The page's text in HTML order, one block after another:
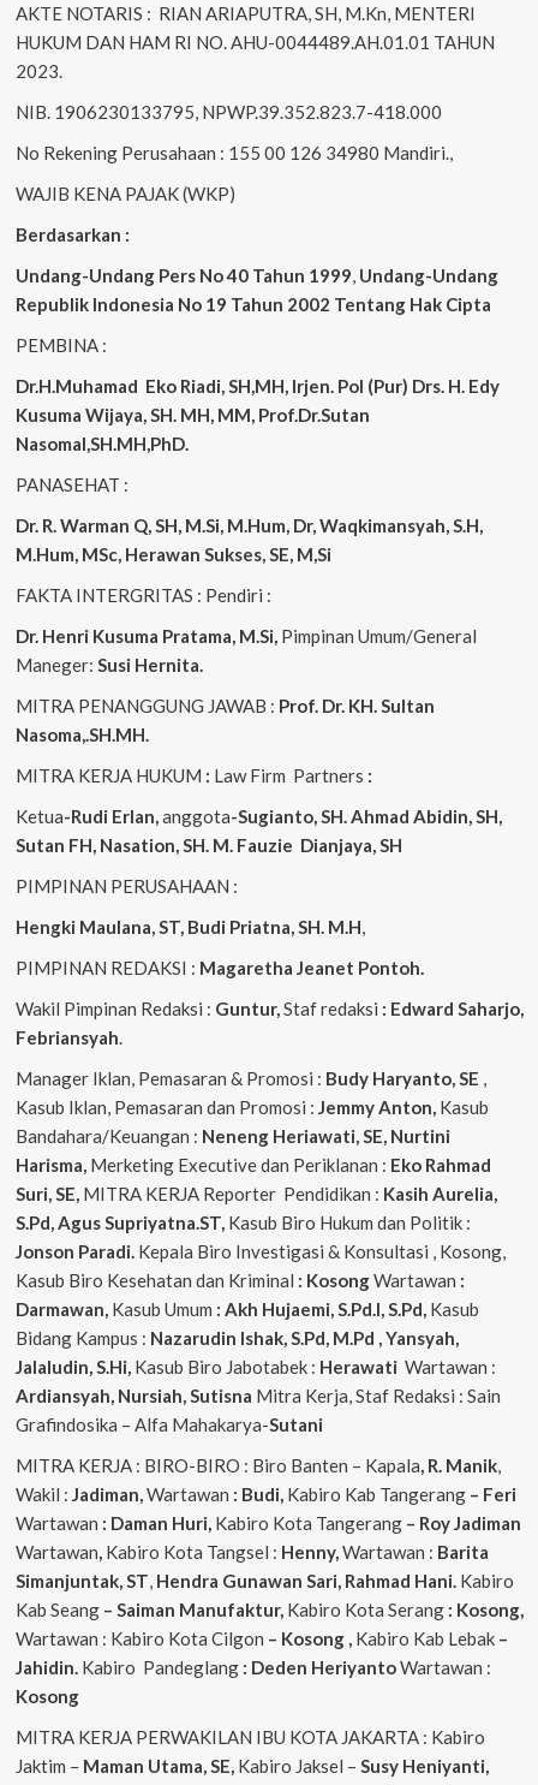
AKTE NOTARIS : RIAN ARIAPUTRA, SH, M.Kn, MENTERI
HUKUM DAN HAM RI NO. AHU-0044489.AH.01.01 TAHUN
2023.
NIB. 1906230133795, NPWP.39.352.823.7-418.000
No Rekening Perusahaan : 155 00 126 34980 Mandiri.,
WAJIB KENA PAJAK (WKP)
Berdasarkan :
Undang-Undang Pers No 40 Tahun 1999, Undang-Undang
Republik Indonesia No 19 Tahun 2002 Tentang Hak Cipta
PEMBINA :
Dr.H.Muhamad Eko Riadi, SH,MH, Irjen. Pol (Pur) Drs. H. Edy
Kusuma Wijaya, SH. MH, MM, Prof.Dr.Sutan
Nasomal,SH.MH,PhD.
PANASEHAT :
Dr. R. Warman Q, SH, M.Si, M.Hum, Dr, Waqkimansyah, S.H,
M.Hum, MSc, Herawan Sukses, SE, M,Si
FAKTA INTERGRITAS : Pendiri :
Dr. Henri Kusuma Pratama, M.Si, Pimpinan Umum/General
Maneger: Susi Hernita.
MITRA PENANGGUNG JAWAB : Prof. Dr. KH. Sultan
Nasoma,.SH.MH.
MITRA KERJA HUKUM : Law Firm Partners :
Ketua-Rudi Erlan,anggota-Sugianto, SH. Ahmad Abidin, SH,
Sutan FH, Nasation, SH. M. Fauzie Dianjaya, SH
PIMPINAN PERUSAHAAN :
Hengki Maulana, ST, Budi Priatna, SH. M.H,
PIMPINAN REDAKSI : Magaretha Jeanet Pontoh.
Wakil Pimpinan Redaksi : Guntur,Staf redaksi : Edward Saharjo,
Febriansyah.
Manager Iklan, Pemasaran & Promosi : Budy Haryanto, SE ,
Kasub Iklan, Pemasaran dan Promosi : Jemmy Anton, Kasub
Bandahara/Keuangan : Neneng Heriawati, SE, Nurtini
Harisma, Merketing Executive dan Periklanan : Eko Rahmad
Suri, SE, MITRA KERJA Reporter Pendidikan : Kasih Aurelia,
S.Pd, AgusSupriyatna.ST, Kasub Biro Hukum dan Politik :
Jonson Paradi. Kepala Biro Investigasi & Konsultasi , Kosong,
Kasub Biro Kesehatan dan Kriminal : KosongWartawan :
Darmawan, Kasub Umum : Akh Hujaemi, S.Pd.I, S.Pd, Kasub
Bidang Kampus : Nazarudin Ishak, S.Pd, M.Pd , Yansyah,
Jalaludin, S.Hi, Kasub Biro Jabotabek : Herawati Wartawan :
Ardiansyah, Nursiah, Sutisna Mitra Kerja, Staf Redaksi : Sain
Grafindosika – Alfa Mahakarya-Sutani
MITRA KERJA : BIRO-BIRO : Biro Banten – Kapala, R. Manik,
Wakil : Jadiman,Wartawan : Budi, Kabiro Kab Tangerang– Feri
Wartawan : Daman Huri, Kabiro Kota Tangerang– Roy Jadiman
Wartawan, Kabiro Kota Tangsel : Henny,Wartawan : Barita
Simanjuntak, ST, Hendra Gunawan Sari, Rahmad Hani. Kabiro
Kab Seang– Saiman Manufaktur, Kabiro Kota Serang : Kosong,
Wartawan : Kabiro Kota Cilgon – Kosong , Kabiro Kab Lebak–
Jahidin. Kabiro Pandeglang : Deden HeriyantoWartawan :
Kosong
MITRA KERJA PERWAKILAN IBU KOTA JAKARTA : Kabiro
Jaktim – Maman Utama, SE, Kabiro Jaksel – Susy Heniyanti,